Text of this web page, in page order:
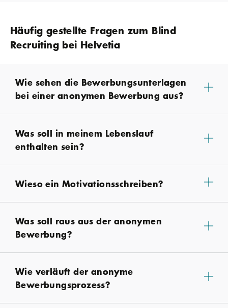
Häufig gestellte Fragen zum Blind
Recruiting bei Helvetia
Wie sehen die Bewerbungsunterlagen
bei einer anonymen Bewerbung aus?
Was soll in meinem Lebenslauf
enthalten sein?
Wieso ein Motivationsschreiben?
Was soll raus aus der anonymen
Bewerbung?
Wie verläuft der anonyme
Bewerbungsprozess?